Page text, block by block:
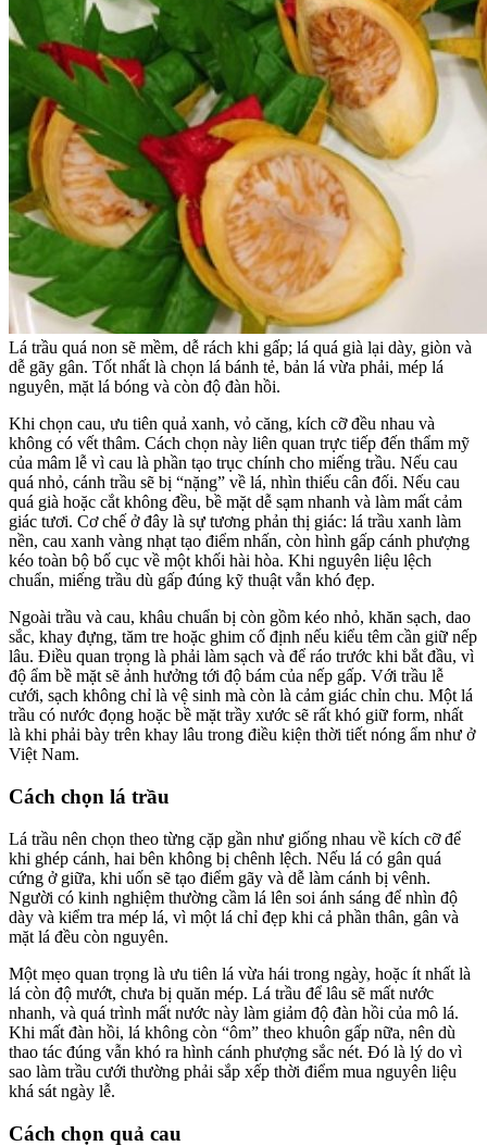
Lá trầu quá non sẽ mềm, dễ rách khi gấp; lá quá già lại dày, giòn và
dễ gãy gân. Tốt nhất là chọn lá bánh tẻ, bản lá vừa phải, mép lá
nguyên, mặt lá bóng và còn độ đàn hồi.
Khi chọn cau, ưu tiên quả xanh, vỏ căng, kích cỡ đều nhau và
không có vết thâm. Cách chọn này liên quan trực tiếp đến thẩm mỹ
của mâm lễ vì cau là phần tạo trục chính cho miếng trầu. Nếu cau
quá nhỏ, cánh trầu sẽ bị “nặng” về lá, nhìn thiếu cân đối. Nếu cau
quá già hoặc cắt không đều, bề mặt dễ sạm nhanh và làm mất cảm
giác tươi. Cơ chế ở đây là sự tương phản thị giác: lá trầu xanh làm
nền, cau xanh vàng nhạt tạo điểm nhấn, còn hình gấp cánh phượng
kéo toàn bộ bố cục về một khối hài hòa. Khi nguyên liệu lệch
chuẩn, miếng trầu dù gấp đúng kỹ thuật vẫn khó đẹp.
Ngoài trầu và cau, khâu chuẩn bị còn gồm kéo nhỏ, khăn sạch, dao
sắc, khay đựng, tăm tre hoặc ghim cố định nếu kiểu têm cần giữ nếp
lâu. Điều quan trọng là phải làm sạch và để ráo trước khi bắt đầu, vì
độ ẩm bề mặt sẽ ảnh hưởng tới độ bám của nếp gấp. Với trầu lễ
cưới, sạch không chỉ là vệ sinh mà còn là cảm giác chỉn chu. Một lá
trầu có nước đọng hoặc bề mặt trầy xước sẽ rất khó giữ form, nhất
là khi phải bày trên khay lâu trong điều kiện thời tiết nóng ẩm như ở
Việt Nam.
Cách chọn lá trầu
Lá trầu nên chọn theo từng cặp gần như giống nhau về kích cỡ để
khi ghép cánh, hai bên không bị chênh lệch. Nếu lá có gân quá
cứng ở giữa, khi uốn sẽ tạo điểm gãy và dễ làm cánh bị vênh.
Người có kinh nghiệm thường cầm lá lên soi ánh sáng để nhìn độ
dày và kiểm tra mép lá, vì một lá chỉ đẹp khi cả phần thân, gân và
mặt lá đều còn nguyên.
Một mẹo quan trọng là ưu tiên lá vừa hái trong ngày, hoặc ít nhất là
lá còn độ mướt, chưa bị quăn mép. Lá trầu để lâu sẽ mất nước
nhanh, và quá trình mất nước này làm giảm độ đàn hồi của mô lá.
Khi mất đàn hồi, lá không còn “ôm” theo khuôn gấp nữa, nên dù
thao tác đúng vẫn khó ra hình cánh phượng sắc nét. Đó là lý do vì
sao làm trầu cưới thường phải sắp xếp thời điểm mua nguyên liệu
khá sát ngày lễ.
Cách chọn quả cau